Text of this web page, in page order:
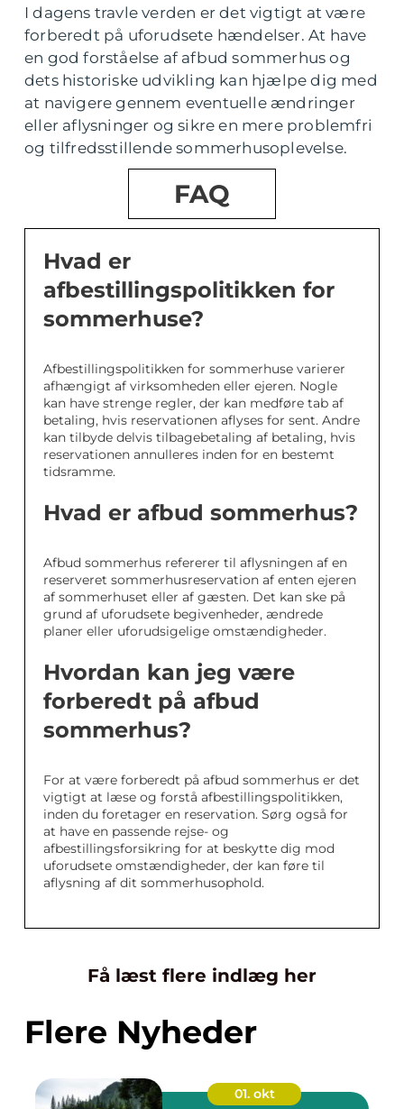
I dagens travle verden er det vigtigt at være
forberedt på uforudsete hændelser. At have
en god forståelse af afbud sommerhus og
dets historiske udvikling kan hjælpe dig med
at navigere gennem eventuelle ændringer
eller aflysninger og sikre en mere problemfri
og tilfredsstillende sommerhusoplevelse.
FAQ
Hvad er
afbestillingspolitikken for
sommerhuse?
Afbestillingspolitikken for sommerhuse varierer
afhængigt af virksomheden eller ejeren. Nogle
kan have strenge regler, der kan medføre tab af
betaling, hvis reservationen aflyses for sent. Andre
kan tilbyde delvis tilbagebetaling af betaling, hvis
reservationen annulleres inden for en bestemt
tidsramme.
Hvad er afbud sommerhus?
Afbud sommerhus refererer til aflysningen af en
reserveret sommerhusreservation af enten ejeren
af sommerhuset eller af gæsten. Det kan ske på
grund af uforudsete begivenheder, ændrede
planer eller uforudsigelige omstændigheder.
Hvordan kan jeg være
forberedt på afbud
sommerhus?
For at være forberedt på afbud sommerhus er det
vigtigt at læse og forstå afbestillingspolitikken,
inden du foretager en reservation. Sørg også for
at have en passende rejse- og
afbestillingsforsikring for at beskytte dig mod
uforudsete omstændigheder, der kan føre til
aflysning af dit sommerhusophold.
Få læst flere indlæg her
Flere Nyheder
01. okt